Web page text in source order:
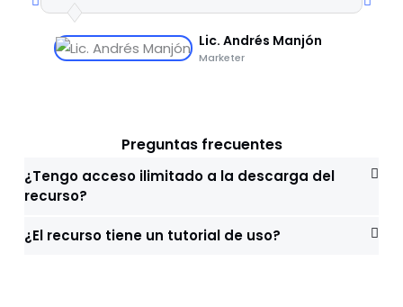
Lic. Andrés Manjón
Marketer
Preguntas frecuentes
¿Tengo acceso ilimitado a la descarga del
recurso?
¿El recurso tiene un tutorial de uso?